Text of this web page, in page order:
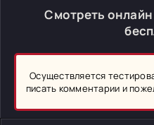
Смотреть
Осуществляется
писать комментарии и